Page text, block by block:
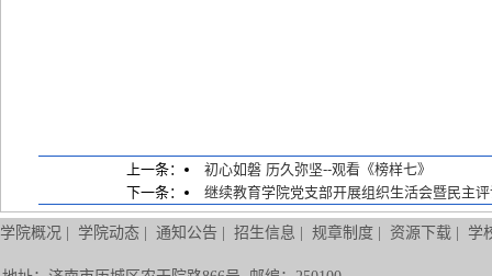
上一条：
初心如磐 历久弥坚--观看《榜样七》
下一条：
继续教育学院党支部开展组织生活会暨民主
学院概况 学院动态 通知公告 招生信息 规章制度 资源下载 学